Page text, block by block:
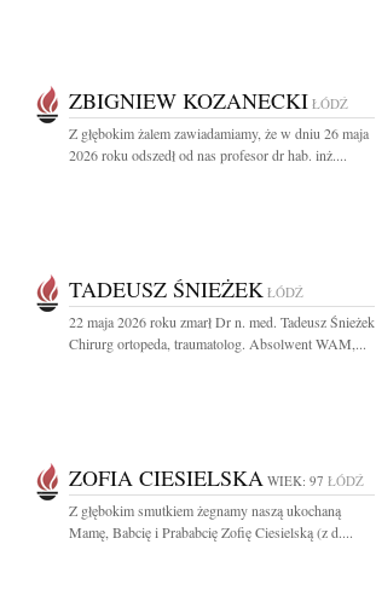
ZBIGNIEW KOZANECKI ŁÓDŹ
Z głębokim żalem zawiadamiamy, że w dniu 26 maja
2026 roku odszedł od nas profesor dr hab. inż....
TADEUSZ ŚNIEŻEK ŁÓDŹ
22 maja 2026 roku zmarł Dr n. med. Tadeusz Śnieżek
Chirurg ortopeda, traumatolog. Absolwent WAM,...
ZOFIA CIESIELSKA WIEK: 97 ŁÓDŹ
Z głębokim smutkiem żegnamy naszą ukochaną
Mamę, Babcię i Prababcię Zofię Ciesielską (z d....